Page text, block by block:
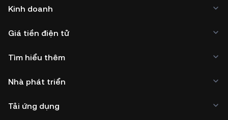
Kinh doanh
Giá tiền điện tử
Tìm hiểu thêm
Nhà phát triển
Tải ứng dụng